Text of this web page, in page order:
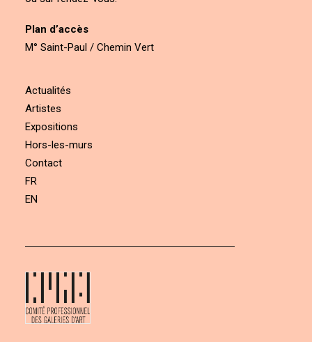
Plan d’accès
M° Saint-Paul / Chemin Vert
Actualités
Artistes
Expositions
Hors-les-murs
Contact
FR
EN